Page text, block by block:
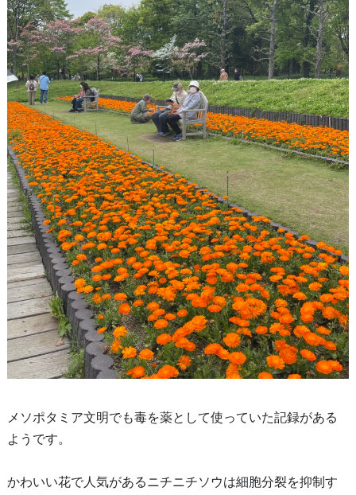
メソポタミア文明でも毒を薬として使っていた記録がある
ようです。
かわいい花で人気があるニチニチソウは細胞分裂を抑制す